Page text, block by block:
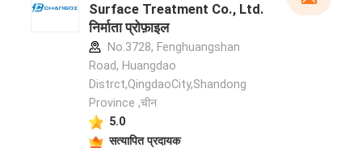
Surface Treatment Co., Ltd.
निर्माता प्रोफ़ाइल
No.3728, Fenghuangshan
Road, Huangdao
Distrct,QingdaoCity,Shandong
Province ,चीन
5.0
सत्यापित प्रदायक